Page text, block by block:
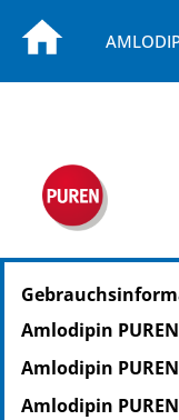
PZN: 17257499
PPN: 111725749900
NTIN:Amlodipin
Amlodipin
Amlodipin